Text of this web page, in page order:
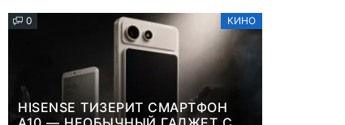
0 КИНО
HISENSE ТИЗЕРИТ СМАРТФОН